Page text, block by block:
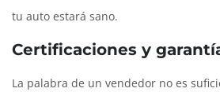
tu auto estará sano.
Certificaciones y
La palabra de un vendedor no es